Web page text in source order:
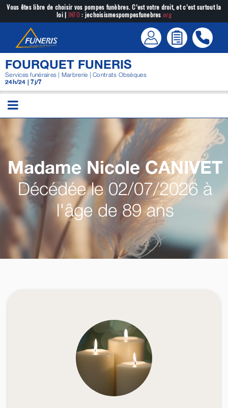
Passer
contenu
Vous êtes libre de choisir vos pompes funèbres. C’est votre droit, et c’est surtout la
loi | INFO: jechoisismespompesfunebres.org
FOURQUET FUNERIS
Services funéraires | Marbrerie | Contrats Obsèques
24h/24 | 7j/7
Madame NicoleCANIVET
Décédée le 02/07/2026 à
l'âge de 89 ans